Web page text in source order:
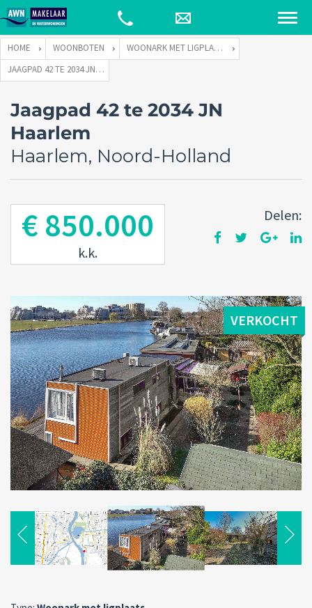
HOME WOONBOTEN
WOONARK MET LIGPLAATS
JAAGPAD 42 TE 2034 JN HAARLEM
Jaagpad 42 te 2034 JN
Haarlem
Haarlem, Noord-Holland
€ 850.000
k.k.
Delen:
VERKOCHT